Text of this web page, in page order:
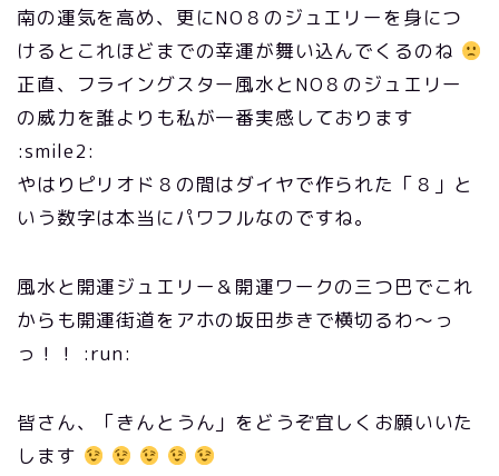
南の運気を高め、更にNO８のジュエリーを身につ
けるとこれほどまでの幸運が舞い込んでくるのね
正直、フライングスター風水とNO８のジュエリー
の威力を誰よりも私が一番実感しております
:smile2:
やはりピリオド８の間はダイヤで作られた「８」と
いう数字は本当にパワフルなのですね。
風水と開運ジュエリー＆開運ワークの三つ巴でこれ
からも開運街道をアホの坂田歩きで横切るわ〜っ
っ！！ :run:
皆さん、「きんとうん」をどうぞ宜しくお願いいた
します